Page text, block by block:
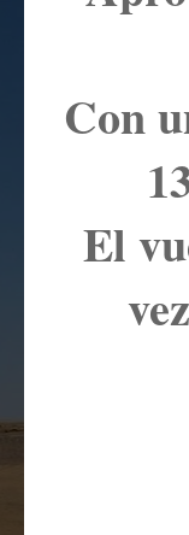
Con
El